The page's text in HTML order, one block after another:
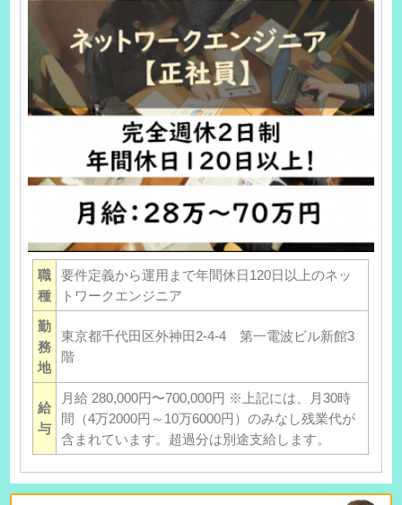
職
種
要件定義から運用まで年間休日120日以上のネッ
トワークエンジニア
勤
務
地
東京都千代田区外神田2-4-4 第一電波ビル新館3
階
給
与
月給 280,000円〜700,000円 ※上記には、月30時
間（4万2000円～10万6000円）のみなし残業代が
含まれています。超過分は別途支給します。